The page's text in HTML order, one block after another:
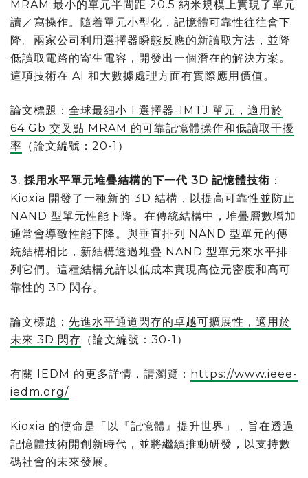
MRAM 最小的單元半間距 20.5 納米規模上實現了單元
讀／寫操作。隨着單元小型化，記憶體可靠性往往會下
降。兩家公司利用選擇器瞬態反應的新讀取方法，並降
低讀取電路的寄生電容，開發出一個潛在的解決方案。
這項技術在 AI 和大數據處理方面有實際應用價值。
論文標題： 全球最細小 1 選擇器-1MTJ 單元，適用於
64 Gb 交叉點 MRAM 的可靠記憶體操作和低讀取干擾
率 （論文編號：20-1）
3. 採用水平單元堆疊結構的下一代 3D 記憶體技術 ：
Kioxia 開發了一種新的 3D 結構，以提高可靠性並防止
NAND 型單元性能下降。在傳統結構中，堆疊層數增加
通常會導致性能下降。與垂直排列 NAND 型單元的傳
統結構相比，新結構透過堆疊 NAND 型單元來水平排
列它們。這種結構允許以低成本實現高位元密度和高可
靠性的 3D 閃存。
論文標題： 先進水平通道閃存的卓越可擴展性，適用於
未來 3D 閃存 （論文編號：30-1）
有關 IEDM 的更多詳情，請瀏覽： https://www.ieee-
iedm.org/
Kioxia 的使命是「以『記憶體』提升世界」，旨在透過
記憶體技術開創新時代，並將繼續推動研發，以支持數
碼社會的未來發展。